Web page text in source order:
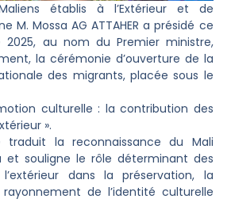
établis à l’Extérieur et de
M. Mossa AG ATTAHER a présidé ce
2025, au nom du Premier ministre,
la cérémonie d’ouverture de la
des migrants, placée sous le
culturelle : la contribution des
».
traduit la reconnaissance du Mali
et souligne le rôle déterminant des
dans la préservation, la
de l’identité culturelle